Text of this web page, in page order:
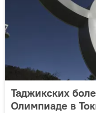
Таджикских
Олимпиаде в